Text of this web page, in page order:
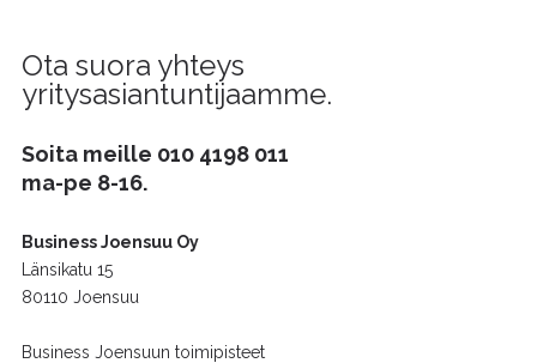
Ota suora yhteys
yritysasiantuntijaamme.
Soita meille 010 4198 011
ma-pe 8-16.
Business Joensuu Oy
Länsikatu 15
80110 Joensuu
Business Joensuun toimipisteet